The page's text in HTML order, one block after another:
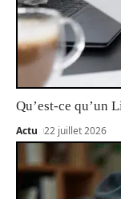
Qu’est-ce qu’un
Actu 22 juillet 2026